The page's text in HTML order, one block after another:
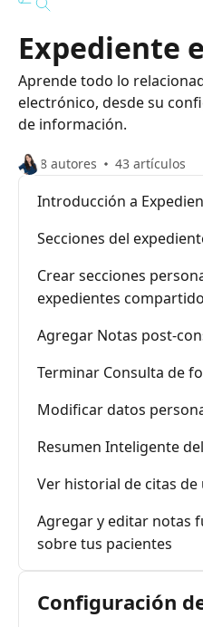
Expediente
Aprende todo lo
electrónico, desde su
de información.
8 autores 43 artículos
Introducción a
Secciones del
Crear secciones
expedientes
Agregar Notas post-
Terminar Consulta de
Modificar datos
Resumen Inteligente
Ver historial de citas de
Agregar y editar notas
sobre tus pacientes
Configuración